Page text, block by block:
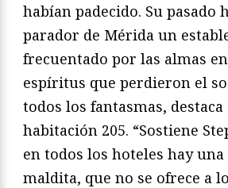
habían padecido. Su pasado
parador de Mérida un
frecuentado por las almas
espíritus que perdieron el
todos los fantasmas,
habitación 205. “Sostiene
en todos los hoteles hay
maldita, que no se ofrece a